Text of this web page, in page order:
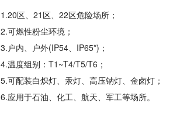
1.20区、21区、22区危险场所；
2.可燃性粉尘环境；
3.户内、户外(IP54、IP65*)；
4.温度组别：T1~T4/T5/T6；
5.可配装白炽灯、汞灯、高压钠灯、金卤灯；
6.应用于石油、化工、航天、军工等场所。